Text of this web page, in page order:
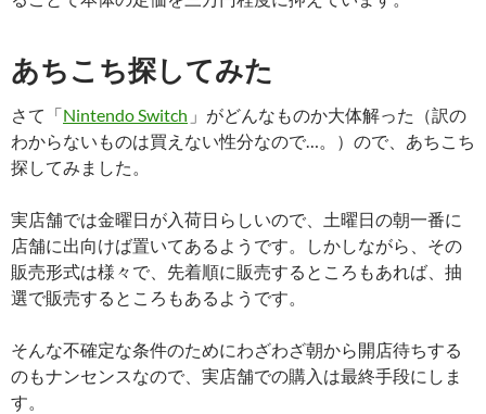
あちこち探してみた
さて「Nintendo Switch 」がどんなものか大体解った（訳の
わからないものは買えない性分なので…。）ので、あちこち
探してみました。
実店舗では金曜日が入荷日らしいので、土曜日の朝一番に
店舗に出向けば置いてあるようです。しかしながら、その
販売形式は様々で、先着順に販売するところもあれば、抽
選で販売するところもあるようです。
そんな不確定な条件のためにわざわざ朝から開店待ちする
のもナンセンスなので、実店舗での購入は最終手段にしま
す。